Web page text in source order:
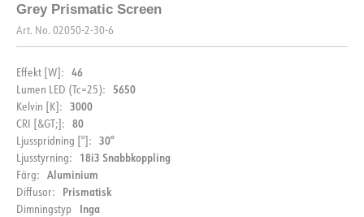
Grey Prismatic Screen
Art. No. 02050-2-30-6
Effekt [W]: 46
Lumen LED (Tc=25): 5650
Kelvin [K]: 3000
CRI [&GT;]: 80
Ljusspridning [°]: 30°
Ljusstyrning: 18i3 Snabbkoppling
Färg: Aluminium
Diffusor: Prismatisk
Dimningstyp Inga